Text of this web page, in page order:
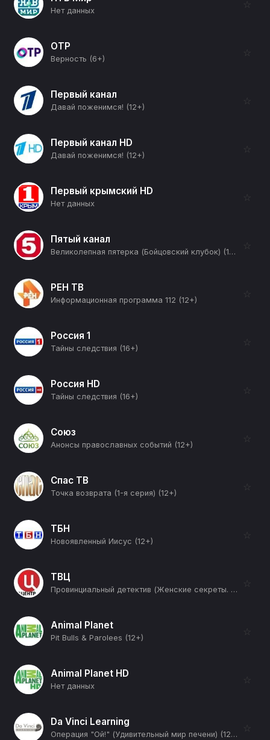
Нет данных
☆
ОТР
Верность (6+)
☆
Первый канал
Давай поженимся! (12+)
☆
Первый канал HD
Давай поженимся! (12+)
☆
Первый крымский HD
Нет данных
☆
Пятый канал
Великолепная пятерка (Бойцовский клубок) (16+)
☆
РЕН ТВ
Информационная программа 112 (12+)
☆
Россия 1
Тайны следствия (16+)
☆
Россия HD
Тайны следствия (16+)
☆
Союз
Анонсы православных событий (12+)
☆
Спас ТВ
Точка возврата (1-я серия) (12+)
☆
ТБН
Новоявленный Иисус (12+)
☆
ТВЦ
Провинциальный детектив (Женские секреты. Часть 4-я) (16+)
☆
Animal Planet
Pit Bulls & Parolees (12+)
☆
Animal Planet HD
Нет данных
☆
Da Vinci Learning
Операция "Ой!" (Удивительный мир печени) (12+)
☆